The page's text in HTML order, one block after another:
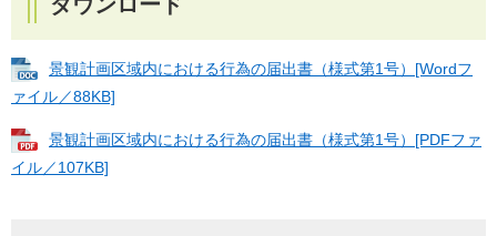
景観計画区域内における行為の届出書（様式第1号）[Wordフ
ァイル／88KB]
景観計画区域内における行為の届出書（様式第1号）[PDFファ
イル／107KB]